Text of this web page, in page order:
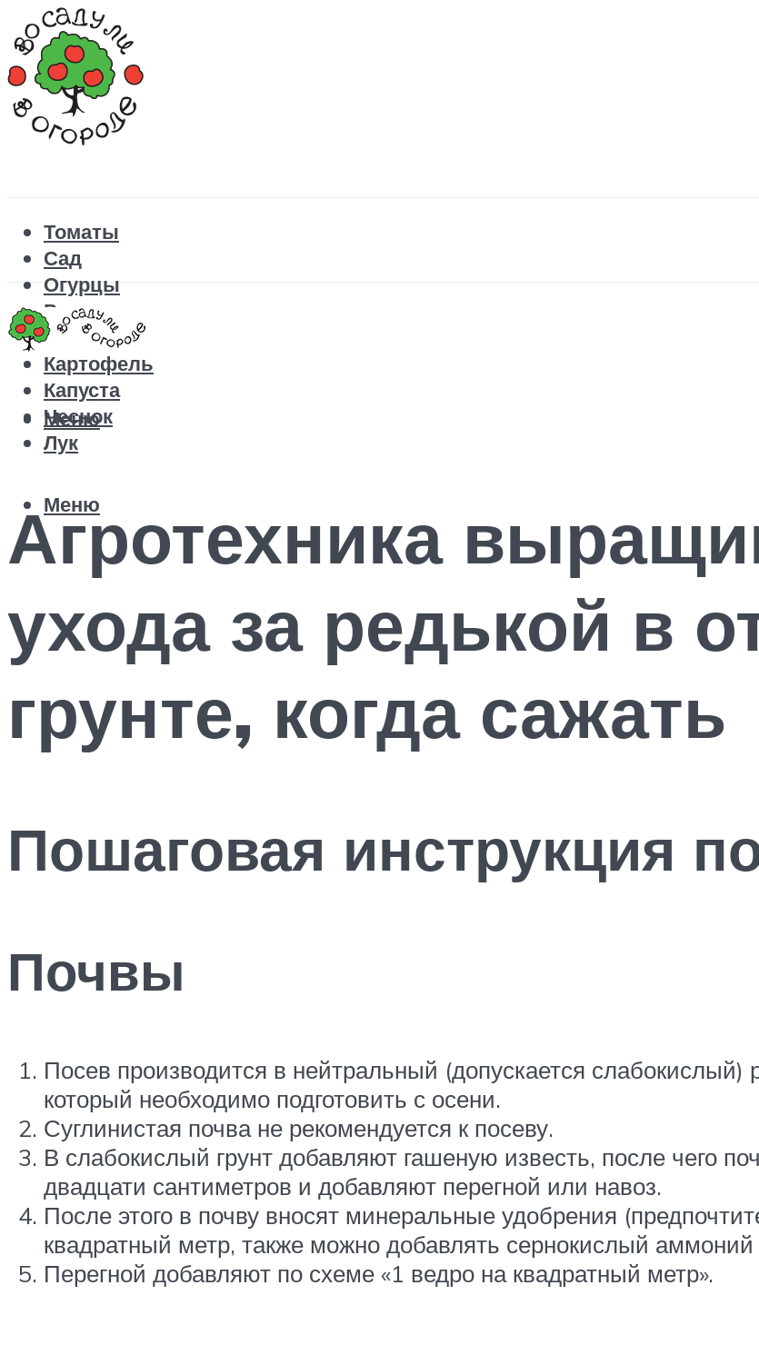
Томаты
Сад
Огурцы
Рецепты
Перец
Картофель
Капуста
Чеснок
Лук
Меню
Меню
Агротехника
ухода за редькой в
грунте, когда сажать
Пошаговая инструкция
Почвы
Посев производится в нейтральный (допускается
который необходимо подготовить с осени.
Суглинистая почва не рекомендуется к посеву.
В слабокислый грунт добавляют гашеную известь, после чего
двадцати сантиметров и добавляют перегной или навоз.
После этого в почву вносят минеральные удобрения
квадратный метр, также можно добавлять сернокислый
Перегной добавляют по схеме «1 ведро на квадратный метр».